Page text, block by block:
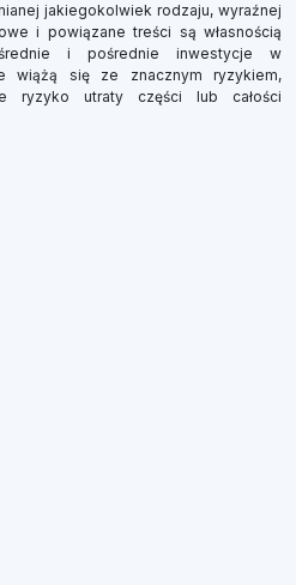
jakiegokolwiek rodzaju, wyraźnej
i powiązane treści są własnością
i pośrednie inwestycje w
wiążą się ze znacznym ryzykiem,
ryzyko utraty części lub całości